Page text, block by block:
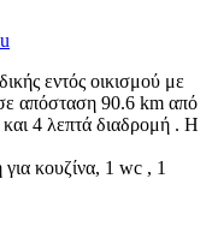
εντός οικισμού με
απόσταση 90.6 km από
4 λεπτά διαδρομή . Η
κουζίνα, 1 wc , 1